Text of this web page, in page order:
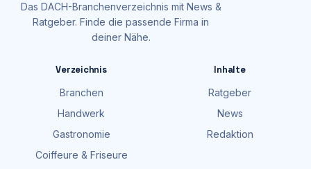
Das DACH-Branchenverzeichnis mit News &
Ratgeber. Finde die passende Firma in
deiner Nähe.
Verzeichnis
Branchen
Handwerk
Gastronomie
Coiffeure & Friseure
Inhalte
Ratgeber
News
Redaktion